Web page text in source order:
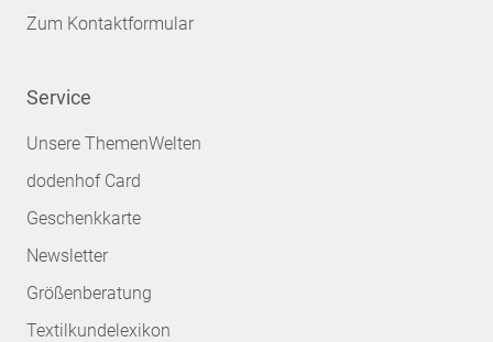
Zum Kontaktformular
Service
Unsere ThemenWelten
dodenhof Card
Geschenkkarte
Newsletter
Größenberatung
Textilkundelexikon